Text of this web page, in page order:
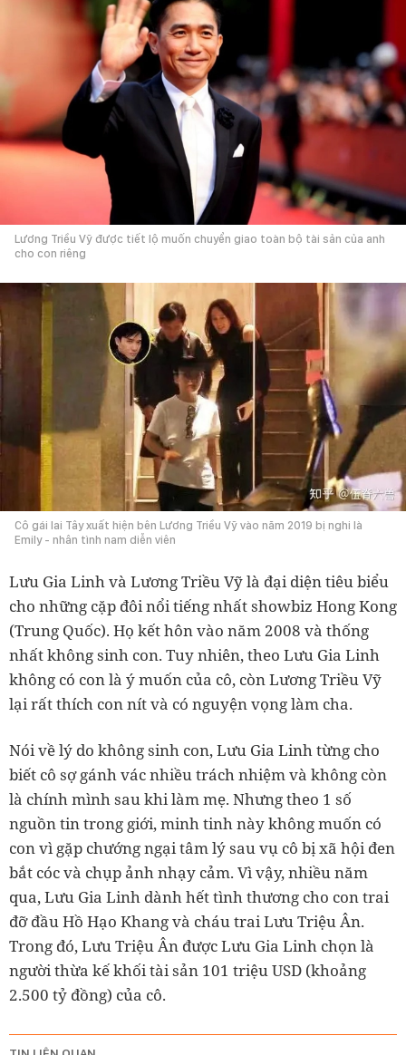
Lương Triều Vỹ được tiết lộ muốn chuyển giao toàn bộ tài sản của anh
cho con riêng
Cô gái lai Tây xuất hiện bên Lương Triều Vỹ vào năm 2019 bị nghi là
Emily - nhân tình nam diễn viên
Lưu Gia Linh và Lương Triều Vỹ là đại diện tiêu biểu
cho những cặp đôi nổi tiếng nhất showbiz Hong Kong
(Trung Quốc). Họ kết hôn vào năm 2008 và thống
nhất không sinh con. Tuy nhiên, theo Lưu Gia Linh
không có con là ý muốn của cô, còn Lương Triều Vỹ
lại rất thích con nít và có nguyện vọng làm cha.
Nói về lý do không sinh con, Lưu Gia Linh từng cho
biết cô sợ gánh vác nhiều trách nhiệm và không còn
là chính mình sau khi làm mẹ. Nhưng theo 1 số
nguồn tin trong giới, minh tinh này không muốn có
con vì gặp chướng ngại tâm lý sau vụ cô bị xã hội đen
bắt cóc và chụp ảnh nhạy cảm. Vì vậy, nhiều năm
qua, Lưu Gia Linh dành hết tình thương cho con trai
đỡ đầu Hồ Hạo Khang và cháu trai Lưu Triệu Ân.
Trong đó, Lưu Triệu Ân được Lưu Gia Linh chọn là
người thừa kế khối tài sản 101 triệu USD (khoảng
2.500 tỷ đồng) của cô.